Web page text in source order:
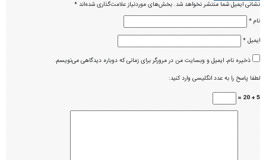
نشانی ایمیل شما منتشر نخواهد شد.بخش‌های موردنیاز علامت‌گذاری شده‌اند*
نام*
ایمیل*
ذخیره نام، ایمیل و وبسایت من در مرورگر برای زمانی که دوباره دیدگاهی می‌نویسم.
لطفا پاسخ را به عدد انگلیسی وارد کنید:
5 + 20 =